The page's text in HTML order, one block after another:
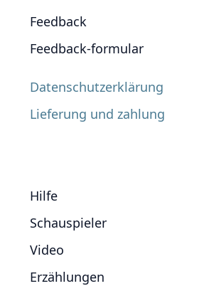
Feedback
Feedback-formular
Datenschutzerklärung
Lieferung und zahlung
Hilfe
Schauspieler
Video
Erzählungen